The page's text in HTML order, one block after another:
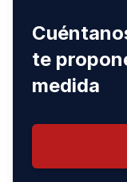
te
medida